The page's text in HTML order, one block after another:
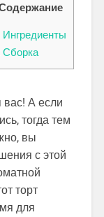
Ингредиенты
Сборка
вас! А если
тогда тем
вы
с этой
торт
для